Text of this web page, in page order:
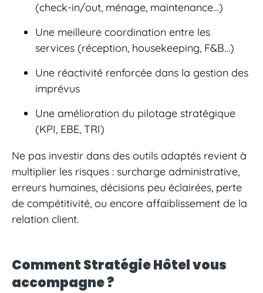
(check-in/out, ménage, maintenance…)
Une meilleure coordination entre les
services (réception, housekeeping, F&B…)
Une réactivité renforcée dans la gestion des
imprévus
Une amélioration du pilotage stratégique
(KPI, EBE, TRI)
Ne pas investir dans des outils adaptés revient à
multiplier les risques : surcharge administrative,
erreurs humaines, décisions peu éclairées, perte
de compétitivité, ou encore affaiblissement de la
relation client.
Comment Stratégie Hôtel vous
accompagne ?